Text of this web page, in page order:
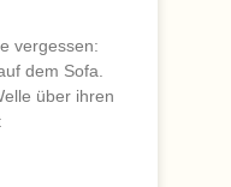
vergessen:
dem Sofa.
über ihren